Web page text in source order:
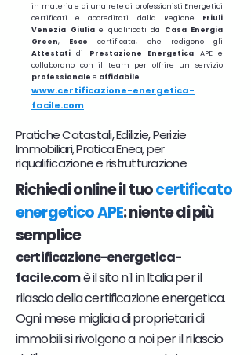
in materia e di una rete di professionisti Energetici
certificati e accreditati dalla Regione Friuli
Venezia Giuliae qualificati da
Casa Energia
Green, Escocertificata, che redigono gli
Attestatidi Prestazione Energetica APE e
collaborano con il team per offrire un servizio
professionale e affidabile.
www.certificazione-energetica-
facile.com
Pratiche Catastali, Edilizie, Perizie
Immobiliari, Pratica Enea, per
riqualificazione e ristrutturazione
Richiedi online il tuocertificato
energetico APE: niente di più
semplice
certificazione-energetica-
facile.comè il sito n.1 in Italia per il
rilascio della certificazione energetica.
Ogni mese migliaia di proprietari di
immobili si rivolgono a noi per il rilascio